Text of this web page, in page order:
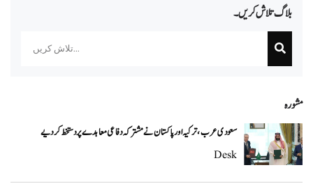
بلاگ تلاش کریں۔
مشورہ
سعودی عرب، ترکیہ اور پاکستان نے مشترکہ دفاعی معاہدے پر دستخط کر دیے
Desk